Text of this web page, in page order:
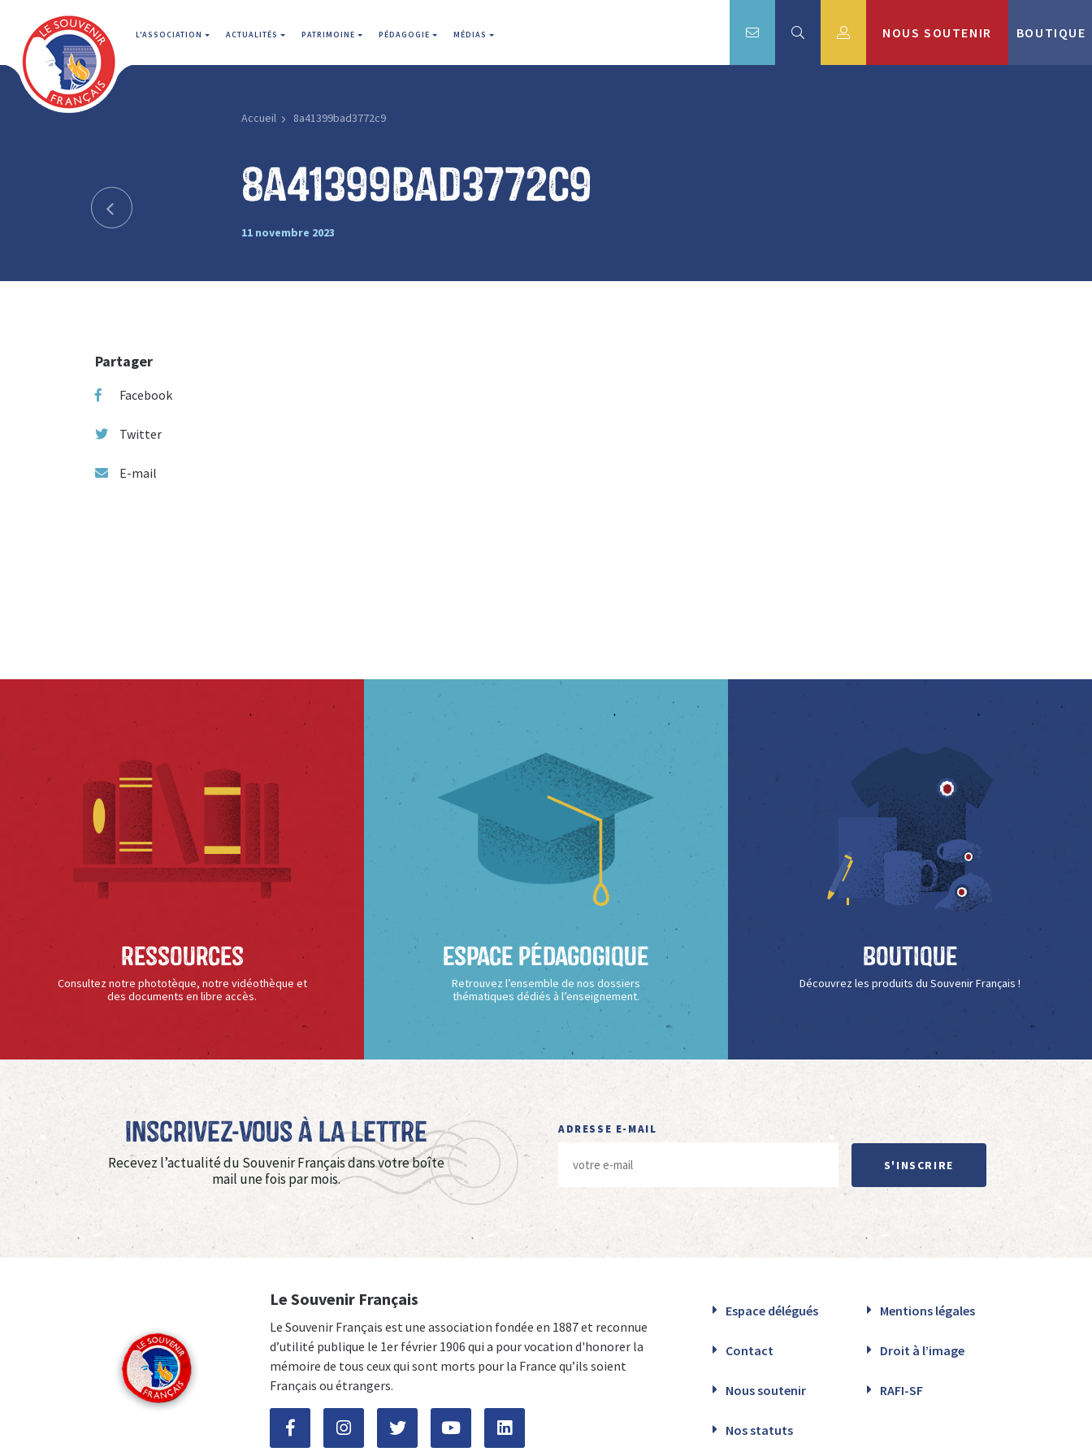
L'ASSOCIATION ACTUALITÉS PATRIMOINE PÉDAGOGIE MÉDIAS NOUS SOUTENIR BOUTIQUE
Accueil 8a41399bad3772c9
8a41399bad3772c9
11 novembre 2023
Partager
Facebook
Twitter
E-mail
Ressources
Consultez notre phototèque, notre vidéothèque et
des documents en libre accès.
Espace Pédagogique
Retrouvez l’ensemble de nos dossiers
thématiques dédiés à l’enseignement.
Boutique
Découvrez les produits du Souvenir Français !
Inscrivez-vous à La Lettre
Recevez l’actualité du Souvenir Français dans votre boîte
mail une fois par mois.
ADRESSE E-MAIL
S'INSCRIRE
Le Souvenir Français
Le Souvenir Français est une association fondée en 1887 et reconnue
d’utilité publique le 1er février 1906 qui a pour vocation d'honorer la
mémoire de tous ceux qui sont morts pour la France qu’ils soient
Français ou étrangers.
Espace délégués Mentions légales
Contact Droit à l’image
Nous soutenir RAFI-SF
Nos statuts